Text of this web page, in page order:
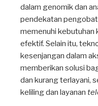
dalam genomik dan
pendekatan
memenuhi kebutuhan
efektif. Selain itu,
kesenjangan dalam
memberikan solusi
dan kurang terlayani,
keliling dan layanan